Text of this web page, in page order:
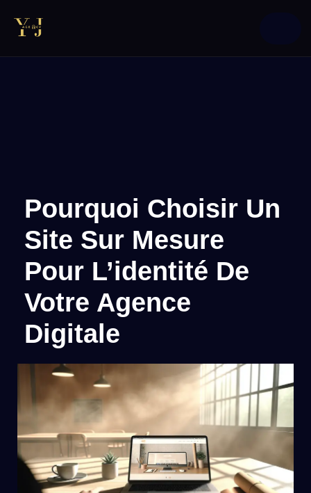
Pourquoi Choisir Un
Site Sur Mesure
Pour L’identité De
Votre Agence
Digitale